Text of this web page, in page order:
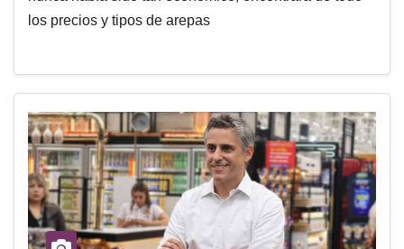
los precios y tipos de arepas